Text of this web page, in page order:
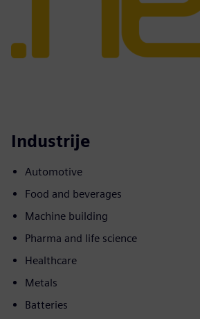
Industrije
Automotive
Food and beverages
Machine building
Pharma and life science
Healthcare
Metals
Batteries